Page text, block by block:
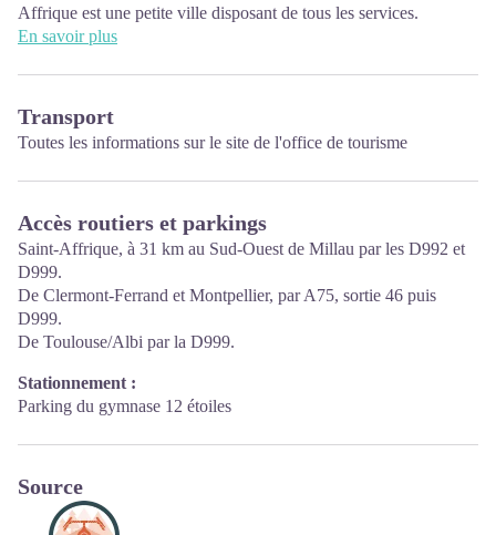
Affrique est une petite ville disposant de tous les services.
L'Office de Tourisme se trouve 1 Boulevard Aristide Briand
De juillet à août ouvert du lundi au samedi de 10h à 12h30 et de
14h30 à 18h30
De septembre à juin :
de 9h à 12h30 et de 13h30 à 17h30 ; le samedi matin de 10h à
12h30.
En savoir plus
Transport
Toutes les informations sur le site de l'office de tourisme
Accès routiers et parkings
Saint-Affrique, à 31 km au Sud-Ouest de Millau par les D992 et
D999.
De Clermont-Ferrand et Montpellier, par A75, sortie 46 puis
D999.
De Toulouse/Albi par la D999.
Stationnement :
Parking du gymnase 12 étoiles
Source